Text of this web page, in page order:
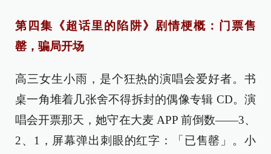
第四集《超话里的陷阱》剧情梗概：门票售
罄，骗局开场
高三女生小雨，是个狂热的演唱会爱好者。书
桌一角堆着几张舍不得拆封的偶像专辑 CD。演
唱会开票那天，她守在大麦 APP 前倒数——3、
2、1，屏幕弹出刺眼的红字：「已售罄」。小